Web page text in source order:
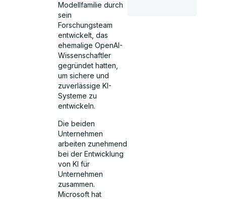
Modellfamilie durch
sein
Forschungsteam
entwickelt, das
ehemalige OpenAI-
Wissenschaftler
gegründet hatten,
um sichere und
zuverlässige KI-
Systeme zu
entwickeln.
Die beiden
Unternehmen
arbeiten zunehmend
bei der Entwicklung
von KI für
Unternehmen
zusammen.
Microsoft hat